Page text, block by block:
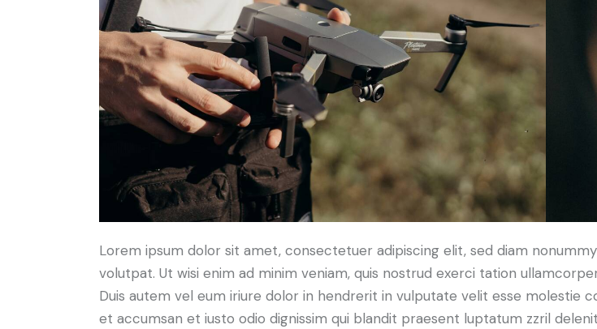
Lorem ipsum dolor sit amet, consectetuer adipiscing elit, sed diam
volutpat. Ut wisi enim ad minim veniam, quis nostrud exerci tation
Duis autem vel eum iriure dolor in hendrerit in vulputate velit esse molestie
et accumsan et iusto odio dignissim qui blandit praesent luptatum zzril